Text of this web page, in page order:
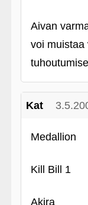
Aivan
voi muistaa
Kat
Medallion
Kill Bill 1
Akira